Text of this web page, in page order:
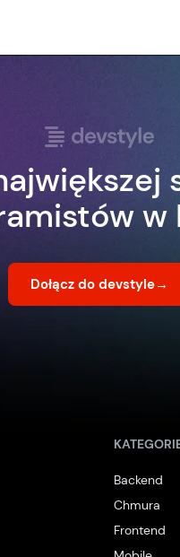
w
Dołącz do devstyle→
Backend
Chmura
Frontend